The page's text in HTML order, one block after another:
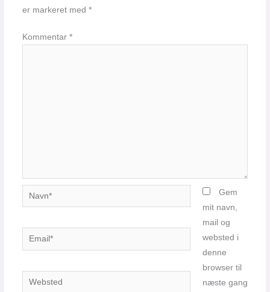
er markeret med *
Kommentar *
Navn*
Email*
Websted
Gem
mit navn,
mail og
websted i
denne
browser til
næste gang